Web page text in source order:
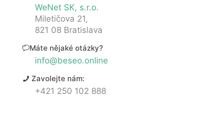
WeNet SK, s.r.o.
Miletičova 21,
821 08 Bratislava
Máte nějaké otázky?
info@beseo.online
Zavolejte nám:
+421 250 102 888